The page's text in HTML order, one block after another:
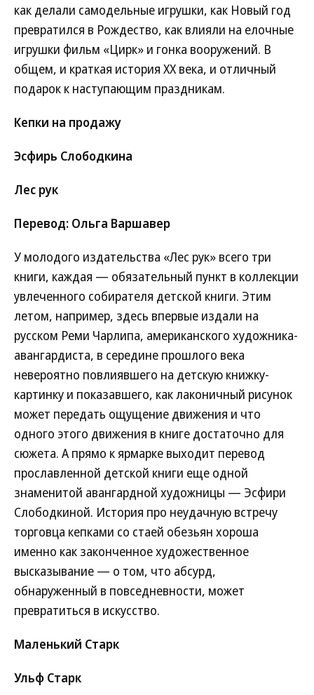
как делали самодельные игрушки, как Новый год
превратился в Рождество, как влияли на елочные
игрушки фильм «Цирк» и гонка вооружений. В
общем, и краткая история ХХ века, и отличный
подарок к наступающим праздникам.
Кепки на продажу
Эсфирь Слободкина
Лес рук
Перевод: Ольга Варшавер
У молодого издательства «Лес рук» всего три
книги, каждая — обязательный пункт в коллекции
увлеченного собирателя детской книги. Этим
летом, например, здесь впервые издали на
русском Реми Чарлипа, американского художника-
авангардиста, в середине прошлого века
невероятно повлиявшего на детскую книжку-
картинку и показавшего, как лаконичный рисунок
может передать ощущение движения и что
одного этого движения в книге достаточно для
сюжета. А прямо к ярмарке выходит перевод
прославленной детской книги еще одной
знаменитой авангардной художницы — Эсфири
Слободкиной. История про неудачную встречу
торговца кепками со стаей обезьян хороша
именно как законченное художественное
высказывание — о том, что абсурд,
обнаруженный в повседневности, может
превратиться в искусство.
Маленький Старк
Ульф Старк